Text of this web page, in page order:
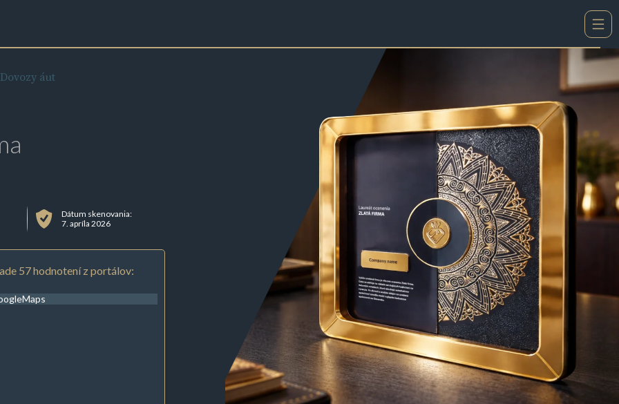
Dovozy áut
Dátum skenovania:
7. apríla 2026
57 hodnotení z portálov: